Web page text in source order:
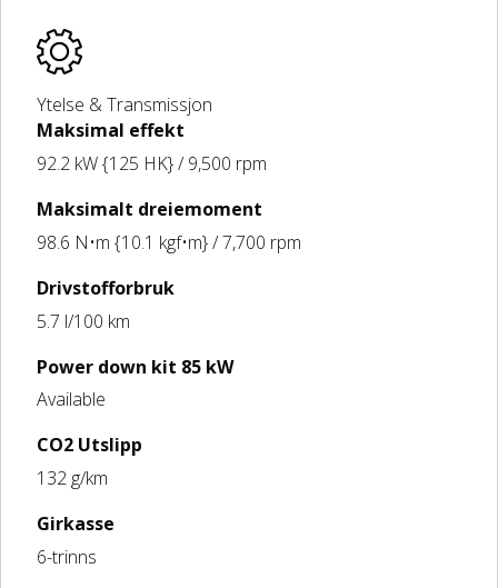
Ytelse & Transmissjon
Maksimal effekt
92.2 kW {125 HK} / 9,500 rpm
Maksimalt dreiemoment
98.6 N•m {10.1 kgf•m} / 7,700 rpm
Drivstofforbruk
5.7 l/100 km
Power down kit 85 kW
Available
CO2 Utslipp
132 g/km
Girkasse
6-trinns